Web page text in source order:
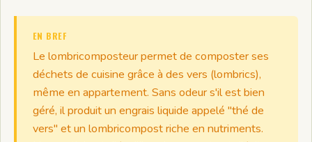
EN BREF
Le lombricomposteur permet de composter ses
déchets de cuisine grâce à des vers (lombrics),
même en appartement. Sans odeur s'il est bien
géré, il produit un engrais liquide appelé "thé de
vers" et un lombricompost riche en nutriments.